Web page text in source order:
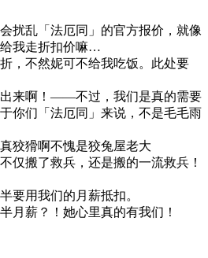
扰乱「法厄同」的官方报价，就像
我走折扣价嘛…
，不然妮可不给我吃饭。此处要
来啊！——不过，我们是真的需要
你们「法厄同」来说，不是毛毛雨
狡猾啊不愧是狡兔屋老大
仅搬了救兵，还是搬的一流救兵！
要用我们的月薪抵扣。
月薪？！她心里真的有我们！